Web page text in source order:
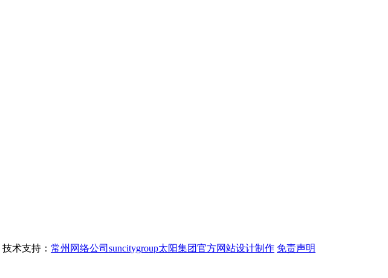
技术支持： 常州网络公司suncitygroup太阳集团官方网站设计制作 免责声明